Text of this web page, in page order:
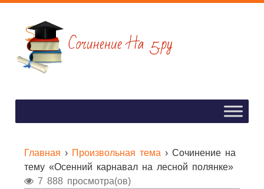
Главная › Произвольная тема › Cочинение на
тему «Осенний карнавал на лесной полянке»
7 888 просмотра(ов)